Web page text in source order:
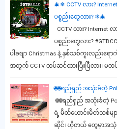
🎄❄ CCTV လား?
ပစ္စည်းတွေလား? ❄🎄
CCTV လား?
ပစ္စည်းတွေလား?
ပါခဗျာ Christmas နဲ့ နှစ်သစ်ကူးလည်းရ
အတွက် CCTV တပ်ဆင်ထားပြီးပြီလား၊ မ
🌐🌐ရည်ရှည် အသုံးခံတဲ့ PoE
🌐🌐ရည်ရှည် အသုံးခံတဲ့ PoE
ရဲ့ မိတ်ဟောင်းမိတ်သစ်များ
ဆိုင်၊ ဟိုတယ် တွေမှာအသုံ